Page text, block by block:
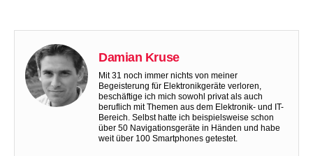
Damian Kruse
Mit 31 noch immer nichts von meiner
Begeisterung für Elektronikgeräte verloren,
beschäftige ich mich sowohl privat als auch
beruflich mit Themen aus dem Elektronik- und IT-
Bereich. Selbst hatte ich beispielsweise schon
über 50 Navigationsgeräte in Händen und habe
weit über 100 Smartphones getestet.